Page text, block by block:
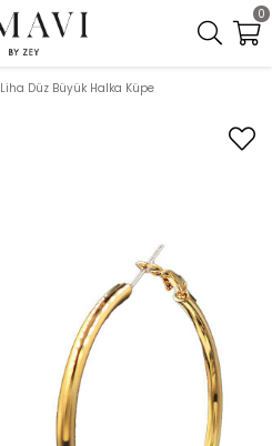
0
Liha Düz Büyük Halka Küpe